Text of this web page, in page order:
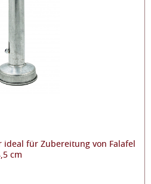
für Zubereitung von Falafel
cm